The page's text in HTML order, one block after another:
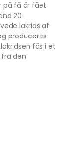
på få år fået
20
lakrids af
produceres
fås i et
den